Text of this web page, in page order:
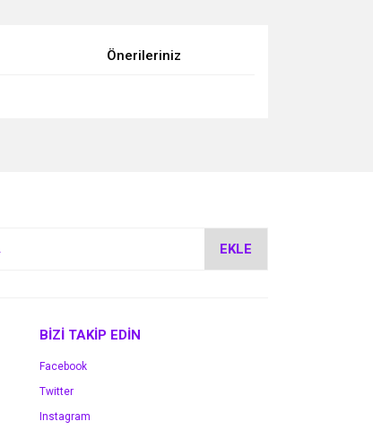
Önerileriniz
EKLE
BİZİ TAKİP EDİN
Facebook
Twitter
Instagram